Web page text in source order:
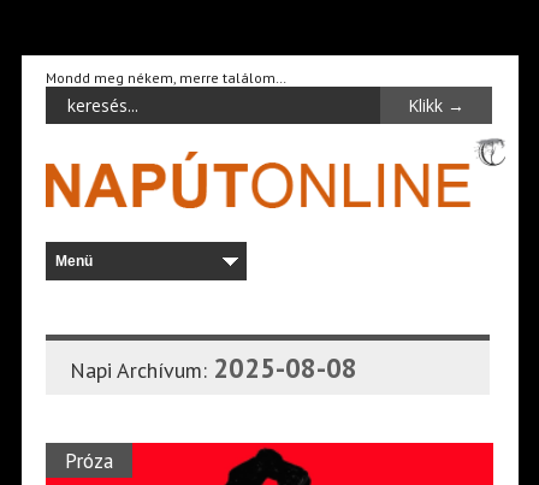
Mondd meg nékem, merre találom…
Napi Archívum: 2025-08-08
Próza